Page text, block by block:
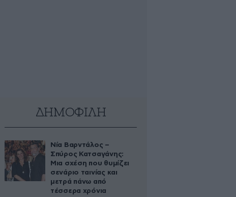
ΔΗΜΟΦΙΛΗ
Νία Βαρντάλος –
Σπύρος Κατσαγάνης:
Μια σχέση που θυμίζει
σενάριο ταινίας και
μετρά πάνω από
τέσσερα χρόνια